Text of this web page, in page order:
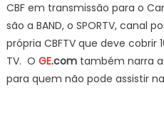
CBF em transmissão para o
são a BAND, o SPORTV, canal
própria CBFTV que deve cobrir
TV. O GE.comtambém narra
para quem não pode assistir